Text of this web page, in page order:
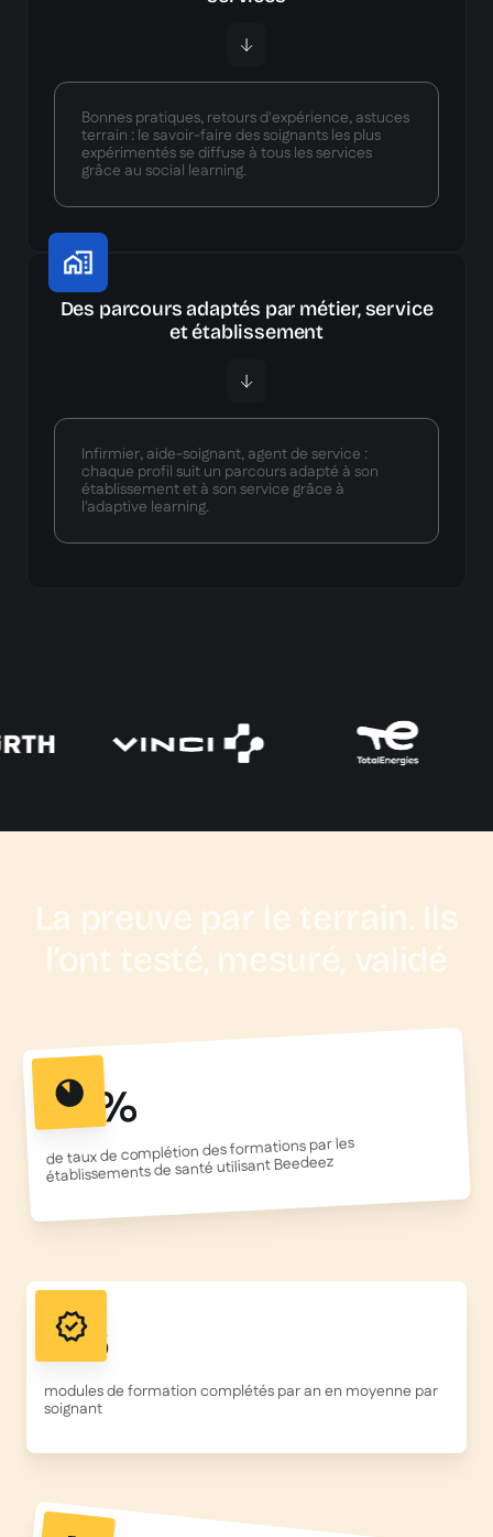
Bonnes pratiques, retours d'expérience, astuces
terrain : le savoir-faire des soignants les plus
expérimentés se diffuse à tous les services
grâce au social learning.
Des parcours adaptés par métier, service
et établissement
Infirmier, aide-soignant, agent de service :
chaque profil suit un parcours adapté à son
établissement et à son service grâce à
l'adaptive learning.
La preuve par le terrain. Ils
l’ont testé, mesuré, validé
95%
de taux de complétion des formations par les
établissements de santé utilisant Beedeez
156
modules de formation complétés par an en moyenne par
soignant